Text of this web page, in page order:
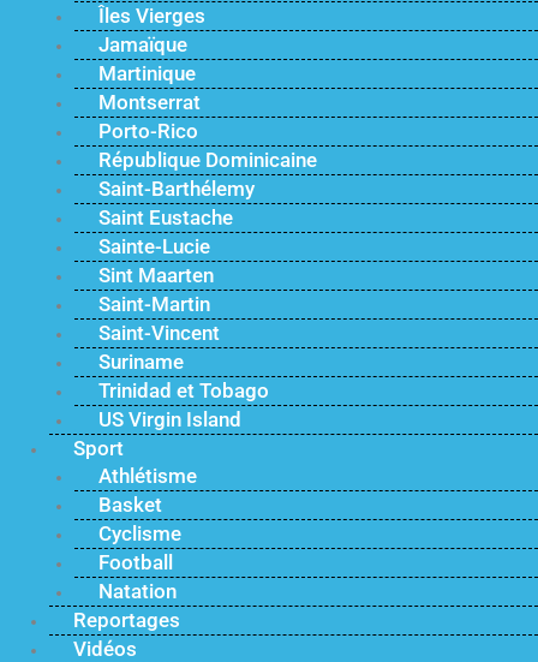
Îles Vierges
Jamaïque
Martinique
Montserrat
Porto-Rico
République Dominicaine
Saint-Barthélemy
Saint Eustache
Sainte-Lucie
Sint Maarten
Saint-Martin
Saint-Vincent
Suriname
Trinidad et Tobago
US Virgin Island
Sport
Athlétisme
Basket
Cyclisme
Football
Natation
Reportages
Vidéos